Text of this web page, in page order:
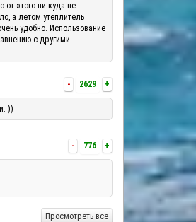
этого ни куда не
а летом утеплитель
удобно. Использование
с другими
- 2629 +
))
- 776 +
Просмотреть все